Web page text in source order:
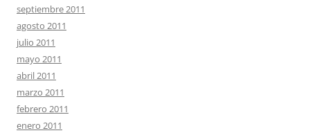
septiembre 2011
agosto 2011
julio 2011
mayo 2011
abril 2011
marzo 2011
febrero 2011
enero 2011